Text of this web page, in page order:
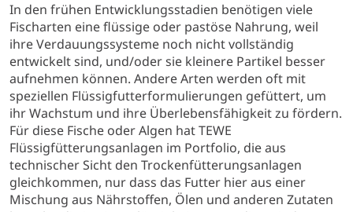
In den frühen Entwicklungsstadien benötigen viele
Fischarten eine flüssige oder pastöse Nahrung, weil
ihre Verdauungssysteme noch nicht vollständig
entwickelt sind, und/oder sie kleinere Partikel besser
aufnehmen können. Andere Arten werden oft mit
speziellen Flüssigfutterformulierungen gefüttert, um
ihr Wachstum und ihre Überlebensfähigkeit zu fördern.
Für diese Fische oder Algen hat TEWE
Flüssigfütterungsanlagen im Portfolio, die aus
technischer Sicht den Trockenfütterungsanlagen
gleichkommen, nur dass das Futter hier aus einer
Mischung aus Nährstoffen, Ölen und anderen Zutaten